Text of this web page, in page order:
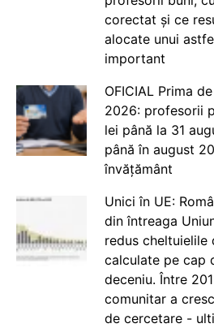
corectat și ce
alocate unui
important
OFICIAL Prima
2026: profesorii
lei până la 31
până în august
învățământ
Unici în UE:
din întreaga
redus cheltuielile
calculate pe cap
deceniu. Între
comunitar a
de cercetare -